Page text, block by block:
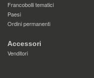
Francobolli tematici
Paesi
Ordini permanenti
Accessori
Venditori